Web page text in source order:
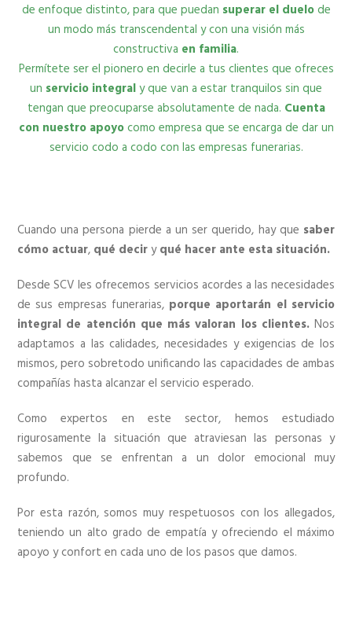
de enfoque distinto, para que puedan superar el duelode
un modo más transcendental y con una visión más
constructiva en familia.
Permítete ser el pionero en decirle a tus clientes que ofreces
un servicio integraly que van a estar tranquilos sin que
tengan que preocuparse absolutamente de nada. Cuenta
con nuestro apoyocomo empresa que se encarga de dar un
servicio codo a codo con las empresas funerarias.
Cuando una persona pierde a un ser querido, hay que saber
cómo actuar, qué deciryqué hacer ante esta situación.
Desde SCV les ofrecemos servicios acordes a las necesidades
de sus empresas funerarias, porque aportarán el servicio
integral de atención que más valoran los clientes. Nos
adaptamos a las calidades, necesidades y exigencias de los
mismos, pero sobretodo unificando las capacidades de ambas
compañías hasta alcanzar el servicio esperado.
Como expertos en este sector, hemos estudiado
rigurosamente la situación que atraviesan las personas y
sabemos que se enfrentan a un dolor emocional muy
profundo.
Por esta razón, somos muy respetuosos con los allegados,
teniendo un alto grado de empatía y ofreciendo el máximo
apoyo y confort en cada uno de los pasos que damos.